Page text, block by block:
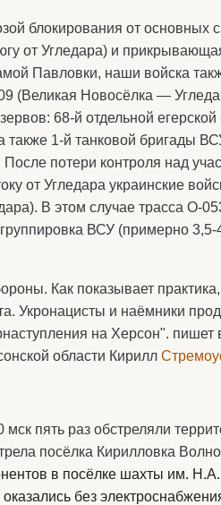
блокирования от основных
от Угледара) и
Павловки, наши войска
(Великая Новосёлка —
68-й отдельной
также 1-й танковой бригады
потери контроля над
от Угледара украинские
В этом случае трасса О-
ВСУ (примерно 3,5-
Как показывает практика,
Укронацисты и наёмники
на Херсон". пишет
области Кирилл
пять раз обстреляли
посёлка Кирилловка
в посёлке шахты им.
без